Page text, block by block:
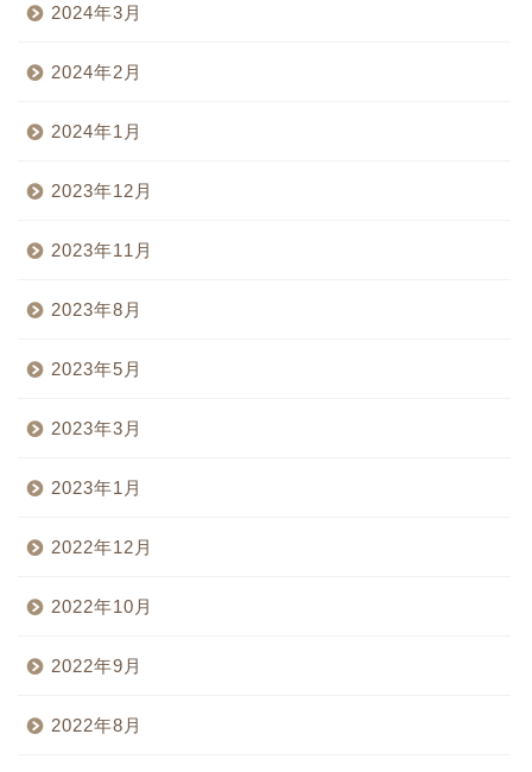
2024年3月
2024年2月
2024年1月
2023年12月
2023年11月
2023年8月
2023年5月
2023年3月
2023年1月
2022年12月
2022年10月
2022年9月
2022年8月